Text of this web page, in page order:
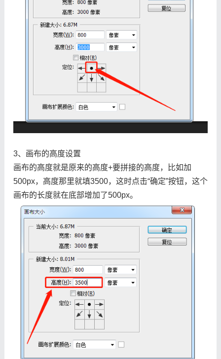
3、画布的高度设置
画布的高度就是原来的高度+要拼接的高度，比如加
500px，高度那里就填3500，这时点击“确定”按钮，这个
画布的长度就在底部增加了500px。